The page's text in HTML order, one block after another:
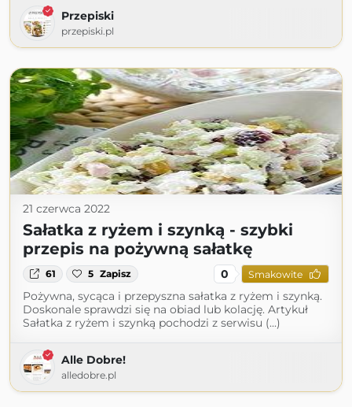
Przepiski
przepiski.pl
21 czerwca 2022
Sałatka z ryżem i szynką - szybki
przepis na pożywną sałatkę
61 5 Zapisz 0 Smakowite
Pożywna, sycąca i przepyszna sałatka z ryżem i szynką.
Doskonale sprawdzi się na obiad lub kolację. Artykuł
Sałatka z ryżem i szynką pochodzi z serwisu (...)
Alle Dobre!
alledobre.pl